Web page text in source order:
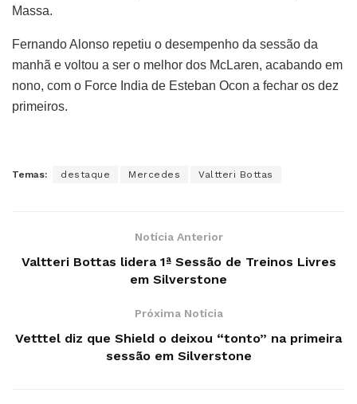
Massa.
Fernando Alonso repetiu o desempenho da sessão da
manhã e voltou a ser o melhor dos McLaren, acabando em
nono, com o Force India de Esteban Ocon a fechar os dez
primeiros.
Temas: destaque Mercedes Valtteri Bottas
Notícia Anterior
Valtteri Bottas lidera 1ª Sessão de Treinos Livres
em Silverstone
Próxima Notícia
Vetttel diz que Shield o deixou “tonto” na primeira
sessão em Silverstone